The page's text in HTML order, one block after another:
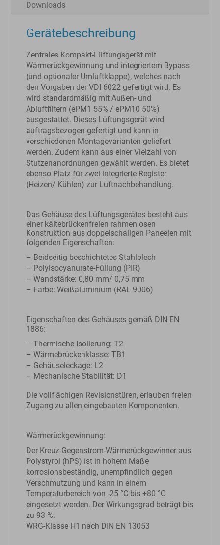
Downloads
Gerätebeschreibung
Zentrales Kompakt-Lüftungsgerät mit
Wärmerückgewinnung und integriertem Bypass
(und optionaler Umluftklappe), welches nach
den Vorgaben der VDI 6022 gefertigt wird. Es
wird standardmäßig mit Außen- und
Abluftfiltern (ePM1 55% / ePM10 50%)
ausgestattet. Dieses Lüftungsgerät wird
auftragsbezogen gefertigt und kann in
verschiedenen Montagevarianten geliefert
werden. Zudem kann aus einer Vielzahl von
Stutzenanordnungen gewählt werden. Es bietet
ebenso Platz für zwei integrierte Register
(Heizen/ Kühlen) zur Luftnachbehandlung.
Das Gehäuse des Lüftungsgerätes besteht aus
einer kältebrückenfreien rahmenlosen
Konstruktion aus doppelschaligen Paneelen mit
folgenden Eigenschaften:
– Beidseitig beschichtetes Stahlblech
– Polyisocyanurate-Füllung (PIR)
– Wandstärke: 0,80 mm/ 0,75 mm
– Farbe: Weißaluminium (RAL 9006)
Eigenschaften des Gehäuses gemäß DIN EN
1886:
– Thermische Isolierung: T2
– Wärmebrückenklasse: TB1
– Gehäuseleckage: L2
– Mechanische Stabilität: D1
Die vollflächigen Revisionstüren, erlauben freien
Zugang zu allen eingebauten Komponenten.
Wärmerückgewinnung:
Der Kreuz-Gegenstrom-Wärmerückgewinner aus
Polystyrol (hPS) ist in hohem Maße
korrosionsbeständig, unempfindlich gegen
Verschmutzung und kann in einem
Temperaturbereich von -25 °C bis +80 °C
eingesetzt werden. Der Wirkungsgrad beträgt bis
zu 93 %.
WRG-Klasse H1 nach DIN EN 13053